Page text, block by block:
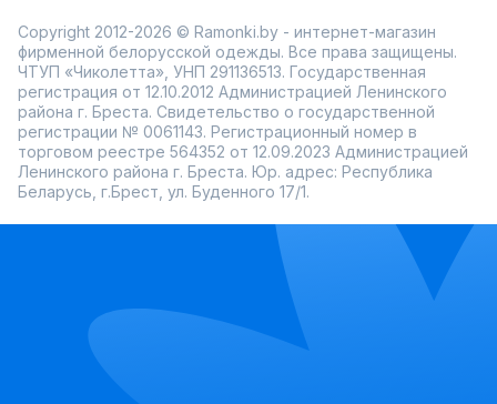
Copyright 2012-2026 © Ramonki.by - интернет-магазин
фирменной белорусской одежды. Все права защищены.
ЧТУП «Чиколетта», УНП 291136513. Государственная
регистрация от 12.10.2012 Администрацией Ленинского
района г. Бреста. Свидетельство о государственной
регистрации № 0061143. Регистрационный номер в
торговом реестре 564352 от 12.09.2023 Администрацией
Ленинского района г. Бреста. Юр. адрес: Республика
Беларусь, г.Брест, ул. Буденного 17/1.